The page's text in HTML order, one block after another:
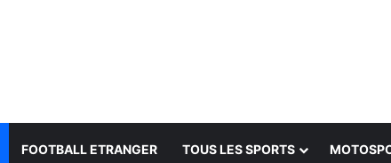
FOOTBALL ETRANGER TOUS LES SPORTS